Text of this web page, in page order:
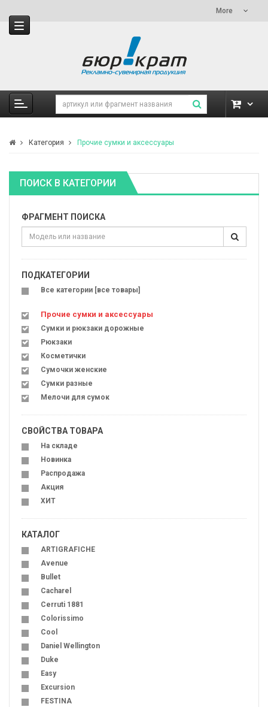
More
Категория Прочие сумки и аксессуары
ПОИСК В КАТЕГОРИИ
ФРАГМЕНТ ПОИСКА
ПОДКАТЕГОРИИ
Все категории [все товары]
Прочие сумки и аксессуары
Сумки и рюкзаки дорожные
Рюкзаки
Косметички
Сумочки женские
Сумки разные
Мелочи для сумок
СВОЙСТВА ТОВАРА
На складе
Новинка
Распродажа
Акция
ХИТ
КАТАЛОГ
ARTIGRAFICHE
Avenue
Bullet
Cacharel
Cerruti 1881
Colorissimo
Cool
Daniel Wellington
Duke
Easy
Excursion
FESTINA